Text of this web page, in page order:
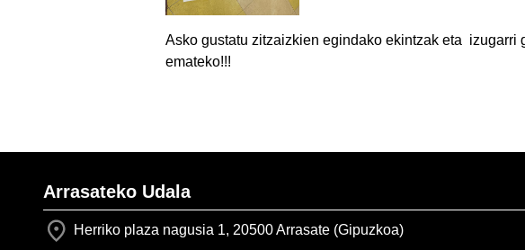
Asko gustatu zitzaizkien egindako ekintzak eta izugarri
emateko!!!
Arrasateko Udala
Herriko plaza nagusia 1, 20500 Arrasate (Gipuzkoa)